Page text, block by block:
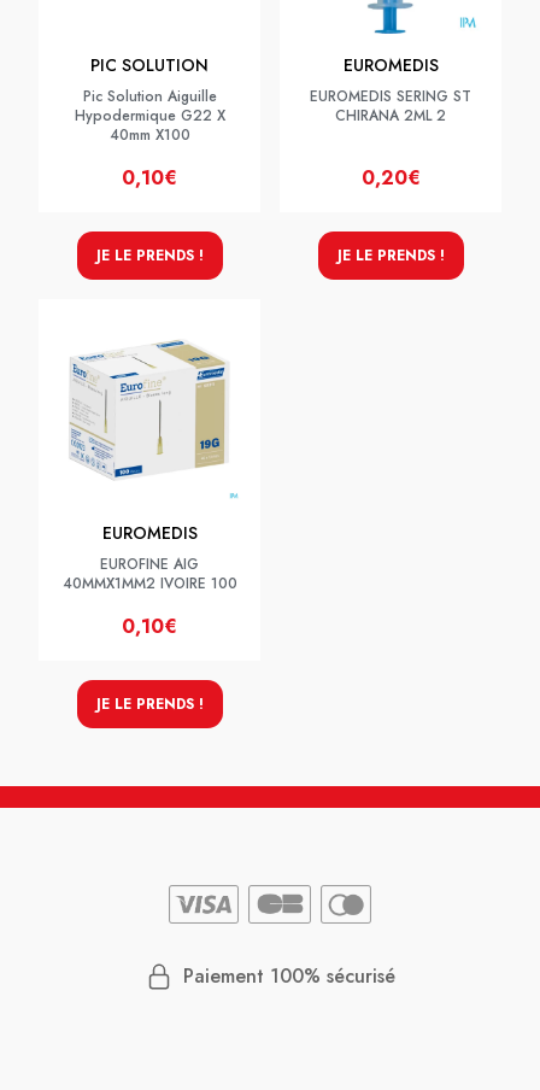
PIC SOLUTION
Pic Solution Aiguille
Hypodermique G22 X
40mm X100
0,10€
JE LE PRENDS !
EUROMEDIS
EUROMEDIS SERING ST
CHIRANA 2ML 2
0,20€
JE LE PRENDS !
EUROMEDIS
EUROFINE AIG
40MMX1MM2 IVOIRE 100
0,10€
JE LE PRENDS !
Paiement 100% sécurisé